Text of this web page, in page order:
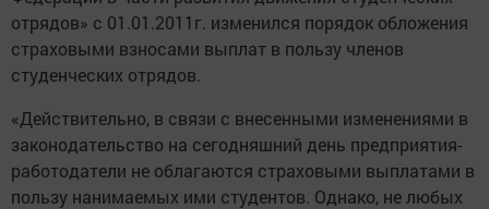
отрядов» с 01.01.2011г. изменился порядок обложения
страховыми взносами выплат в пользу членов
студенческих отрядов.
«Действительно, в связи с внесенными изменениями в
законодательство на сегодняшний день предприятия-
работодатели не облагаются страховыми выплатами в
пользу нанимаемых ими студентов. Однако, не любых